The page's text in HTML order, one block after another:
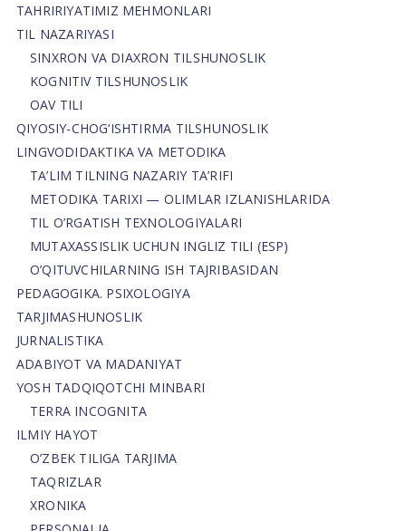
TAHRIRIYATIMIZ MEHMONLARI
TIL NAZARIYASI
SINXRON VA DIAXRON TILSHUNOSLIK
KOGNITIV TILSHUNOSLIK
OAV TILI
QIYOSIY-CHOG‘ISHTIRMA TILSHUNOSLIK
LINGVODIDAKTIKA VA METODIKA
TA’LIM TILNING NAZARIY TA’RIFI
METODIKA TARIXI — OLIMLAR IZLANISHLARIDA
TIL O’RGATISH TEXNOLOGIYALARI
MUTAXASSISLIK UCHUN INGLIZ TILI (ESP)
O’QITUVCHILARNING ISH TAJRIBASIDAN
PEDAGOGIKA. PSIXOLOGIYA
TARJIMASHUNOSLIK
JURNALISTIKA
ADABIYOT VA MADANIYAT
YOSH TADQIQOTCHI MINBARI
TERRA INCOGNITA
ILMIY HAYOT
O’ZBEK TILIGA TARJIMA
TAQRIZLAR
XRONIKA